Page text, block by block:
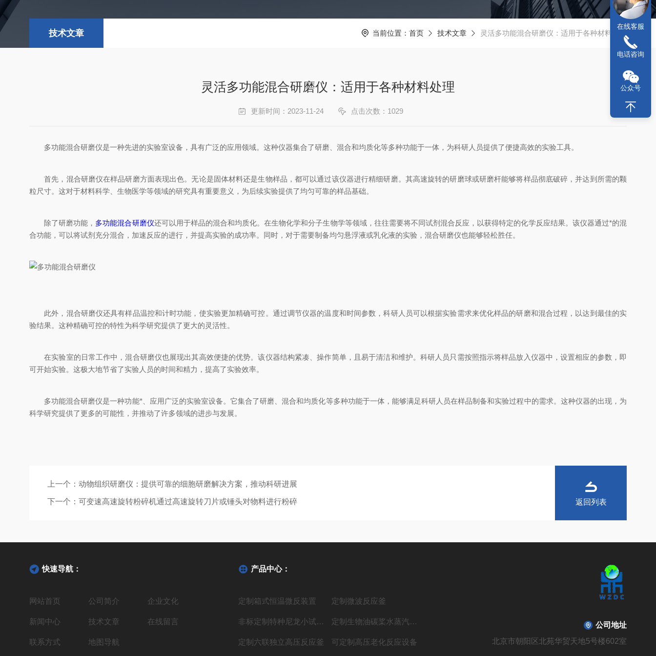
技术文章 当前位置： 首页 技术文章 灵活多功能混合研磨仪：适用于各种材料处理
灵活多功能混合研磨仪：适用于各种材料处理
更新时间：2023-11-24 点击次数：1029
多功能混合研磨仪是一种先进的实验室设备，具有广泛的应用领域。这种仪器集合了研磨、混合和均质化等多种功能于一体，为科研人员提供了便捷高效的实验工具。
首先，混合研磨仪在样品研磨方面表现出色。无论是固体材料还是生物样品，都可以通过该仪器进行精细研磨。其高速旋转的研磨球或研磨杆能够将样品彻底破碎，并达到所需的颗
粒尺寸。这对于材料科学、生物医学等领域的研究具有重要意义，为后续实验提供了均匀可靠的样品基础。
除了研磨功能， 多功能混合研磨仪还可以用于样品的混合和均质化。在生物化学和分子生物学等领域，往往需要将不同试剂混合反应，以获得特定的化学反应结果。该仪器通过*的混
合功能，可以将试剂充分混合，加速反应的进行，并提高实验的成功率。同时，对于需要制备均匀悬浮液或乳化液的实验，混合研磨仪也能够轻松胜任。
此外，混合研磨仪还具有样品温控和计时功能，使实验更加精确可控。通过调节仪器的温度和时间参数，科研人员可以根据实验需求来优化样品的研磨和混合过程，以达到最佳的实
验结果。这种精确可控的特性为科学研究提供了更大的灵活性。
在实验室的日常工作中，混合研磨仪也展现出其高效便捷的优势。该仪器结构紧凑、操作简单，且易于清洁和维护。科研人员只需按照指示将样品放入仪器中，设置相应的参数，即
可开始实验。这极大地节省了实验人员的时间和精力，提高了实验效率。
多功能混合研磨仪是一种功能*、应用广泛的实验室设备。它集合了研磨、混合和均质化等多种功能于一体，能够满足科研人员在样品制备和实验过程中的需求。这种仪器的出现，为
科学研究提供了更多的可能性，并推动了许多领域的进步与发展。
上一个： 动物组织研磨仪：提供可靠的细胞研磨解决方案，推动科研进展
下一个： 可变速高速旋转粉碎机通过高速旋转刀片或锤头对物料进行粉碎 返回列表
快速导航：
网站首页 公司简介 企业文化
新闻中心 技术文章 在线留言
联系方式 地图导航
产品中心：
定制箱式恒温微反装置 定制微波反应釜
非标定制特种尼龙小试聚合反应装置 定制生物油碳桨水蒸汽气化制氢液体燃料装置
定制六联独立高压反应釜 可定制高压老化反应设备
公司地址
北京市朝阳区北苑华贸天地5号楼602室
在线客服
电话咨询
公众号